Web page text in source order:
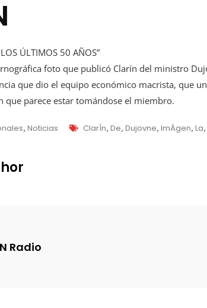
ÚLTIMOS 50 AÑOS”
foto que publicó Clarín del ministro
que dio el equipo económico macrista, que
que parece estar tomándose el miembro.
, Noticias Tags
ClarÍn, De, Dujovne, ImÁgen, La,
Radio